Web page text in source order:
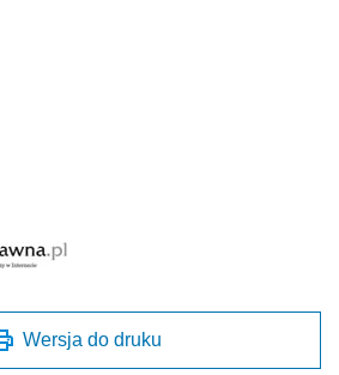
Wersja do druku